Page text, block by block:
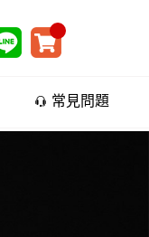
常見問題